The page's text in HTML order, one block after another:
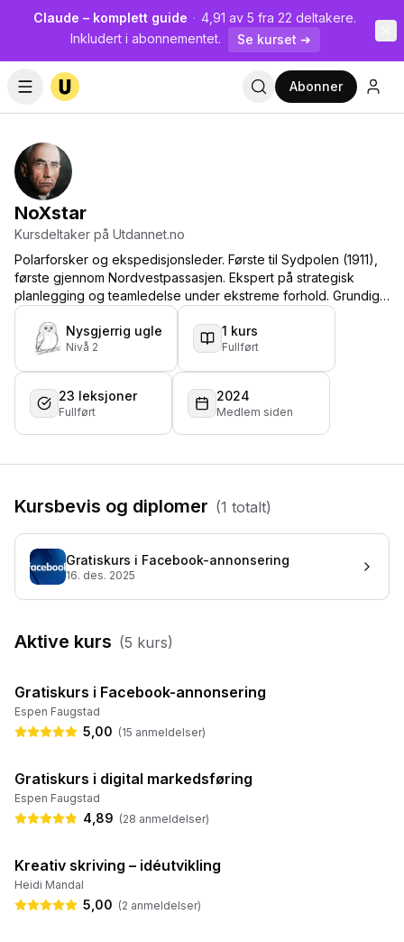
Claude – komplett guide · 4,91 av 5 fra 22 deltakere.
Inkludert i abonnementet.
Se kurset ➔
Abonner
NoXstar
Kursdeltaker på Utdannet.no
Polarforsker og ekspedisjonsleder. Første til Sydpolen (1911),
første gjennom Nordvestpassasjen. Ekspert på strategisk
planlegging og teamledelse under ekstreme forhold. Grundige
forberedelser og tilpasningsevne er mine nøkler til suksess.
Nysgjerrig ugle
Nivå 2
1 kurs
Fullført
23 leksjoner
Fullført
2024
Medlem siden
Kursbevis og diplomer (1 totalt)
Gratiskurs i Facebook-annonsering
16. des. 2025
Aktive kurs (5 kurs)
✔️ Gratis
Gratiskurs i Facebook-annonsering
Espen Faugstad
5,00 (15 anmeldelser)
✔️ Gratis
Gratiskurs i digital markedsføring
Espen Faugstad
4,89 (28 anmeldelser)
Kreativ skriving – idéutvikling
Heidi Mandal
5,00 (2 anmeldelser)